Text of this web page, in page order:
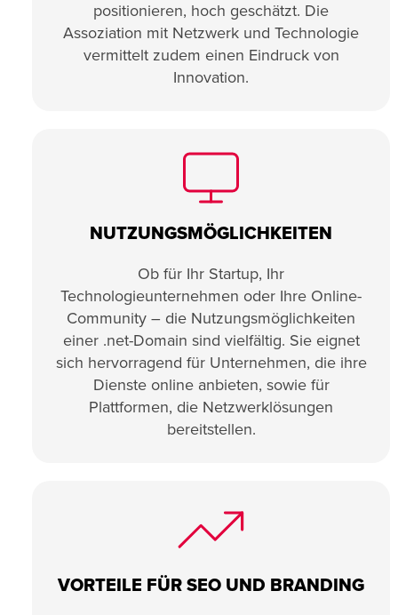
positionieren, hoch geschätzt. Die
Assoziation mit Netzwerk und Technologie
vermittelt zudem einen Eindruck von
Innovation.
NUTZUNGSMÖGLICHKEITEN
Ob für Ihr Startup, Ihr
Technologieunternehmen oder Ihre Online-
Community – die Nutzungsmöglichkeiten
einer .net-Domain sind vielfältig. Sie eignet
sich hervorragend für Unternehmen, die ihre
Dienste online anbieten, sowie für
Plattformen, die Netzwerklösungen
bereitstellen.
VORTEILE FÜR SEO UND BRANDING